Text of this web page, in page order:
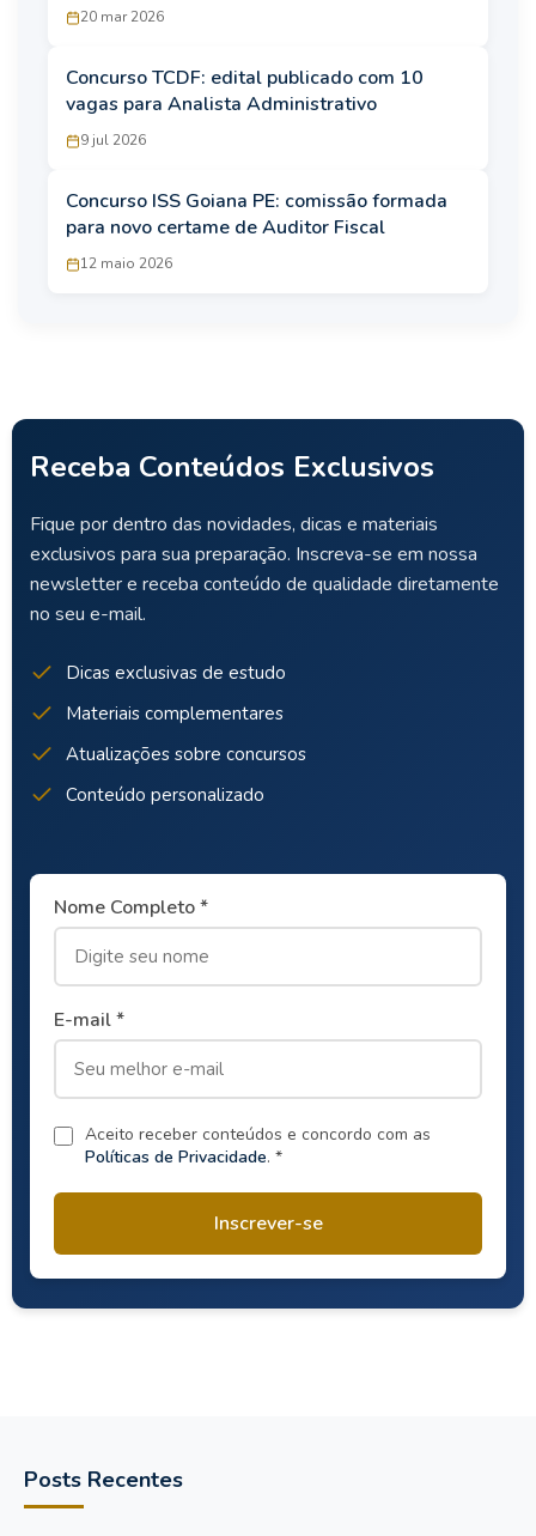
20 mar 2026
Concurso TCDF: edital publicado com 10
vagas para Analista Administrativo
9 jul 2026
Concurso ISS Goiana PE: comissão formada
para novo certame de Auditor Fiscal
12 maio 2026
Receba Conteúdos Exclusivos
Fique por dentro das novidades, dicas e materiais
exclusivos para sua preparação. Inscreva-se em nossa
newsletter e receba conteúdo de qualidade diretamente
no seu e-mail.
Dicas exclusivas de estudo
Materiais complementares
Atualizações sobre concursos
Conteúdo personalizado
Nome Completo *
E-mail *
Aceito receber conteúdos e concordo com as
Políticas de Privacidade. *
Inscrever-se
Posts Recentes